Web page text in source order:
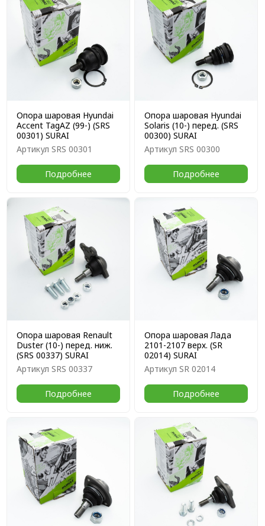
Опора шаровая Hyundai
Accent TagAZ (99-) (SRS
00301) SURAI
Артикул SRS 00301
Подробнее
Опора шаровая Hyundai
Solaris (10-) перед. (SRS
00300) SURAI
Артикул SRS 00300
Подробнее
Опора шаровая Renault
Duster (10-) перед. ниж.
(SRS 00337) SURAI
Артикул SRS 00337
Подробнее
Опора шаровая Лада
2101-2107 верх. (SR
02014) SURAI
Артикул SR 02014
Подробнее